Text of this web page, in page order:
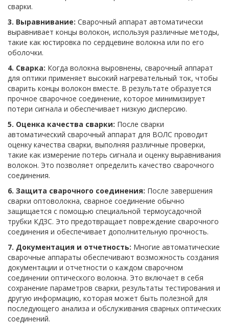
сварки.
3. Выравнивание: Сварочный аппарат автоматически
выравнивает концы волокон, используя различные методы,
такие как юстировка по сердцевине волокна или по его
оболочки.
4. Сварка: Когда волокна выровнены, сварочный аппарат
для оптики применяет высокий нагревательный ток, чтобы
сварить концы волокон вместе. В результате образуется
прочное сварочное соединение, которое минимизирует
потери сигнала и обеспечивает низкую дисперсию.
5. Оценка качества сварки: После сварки
автоматический сварочный аппарат для ВОЛС проводит
оценку качества сварки, выполняя различные проверки,
такие как измерение потерь сигнала и оценку выравнивания
волокон. Это позволяет определить качество сварочного
соединения.
6. Защита сварочного соединения: После завершения
сварки оптоволокна, сварное соединение обычно
защищается с помощью специальной термоусадочной
трубки КДЗС. Это предотвращает повреждение сварочного
соединения и обеспечивает дополнительную прочность.
7. Документация и отчетность: Многие автоматические
сварочные аппараты обеспечивают возможность создания
документации и отчетности о каждом сварочном
соединении оптического волокна. Это включает в себя
сохранение параметров сварки, результаты тестирования и
другую информацию, которая может быть полезной для
последующего анализа и обслуживания сварных оптических
соединений.